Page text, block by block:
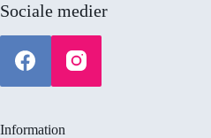
Sociale medier
Information